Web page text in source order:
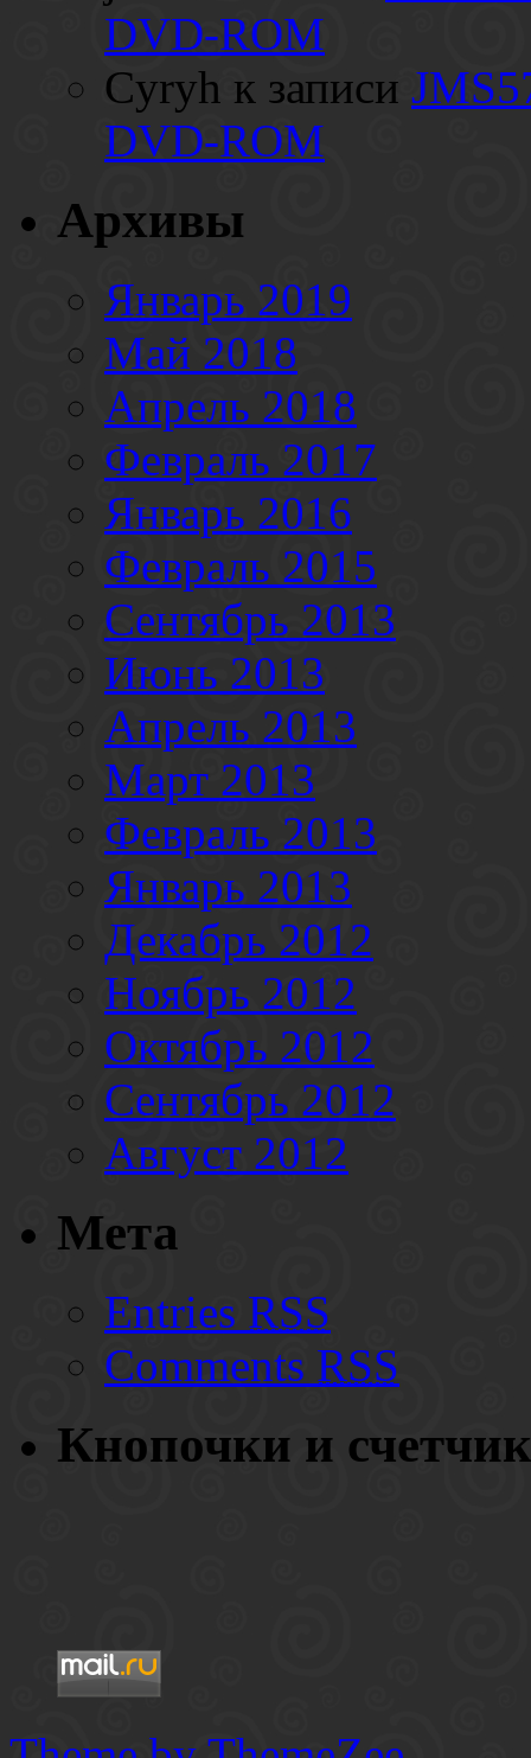
DVD-ROM
Cyryh к записи
DVD-ROM
Архивы
Январь 2019
Май 2018
Апрель 2018
Февраль 2017
Январь 2016
Февраль 2015
Сентябрь 2013
Июнь 2013
Апрель 2013
Март 2013
Февраль 2013
Январь 2013
Декабрь 2012
Ноябрь 2012
Октябрь 2012
Сентябрь 2012
Август 2012
Мета
Entries RSS
Comments RSS
Кнопочки и